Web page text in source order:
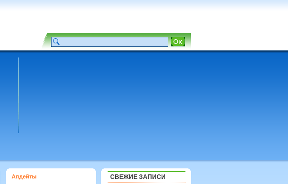
Апдейты СВЕЖИЕ ЗАПИСИ